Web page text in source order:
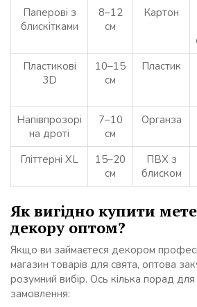
Паперові з
блискітками
8–12
см
Картон
Пластикові
3D
10–15
см
Пластик
Напівпрозорі
на дроті
7–10
см
Органза
Гліттерні XL
15–20
см
ПВХ з
блиском
Як вигідно купити
декору оптом?
Якщо ви займаєтеся декором
магазин товарів для свята, оптова
розумний вибір. Ось кілька порад
замовлення: